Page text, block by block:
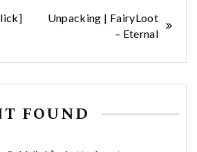
Unpacking | FairyLoot
– Eternal
FOUND